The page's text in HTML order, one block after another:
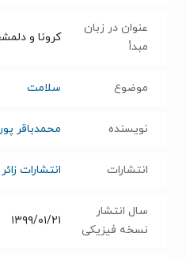
عنوان در زبان
مبدأ
کرونا و
موضوع سلامت
نویسنده محمدباقر
انتشارات انتشارات
سال انتشار
نسخه فیزیکی
۱۳۹۹/۰۱/۲۱